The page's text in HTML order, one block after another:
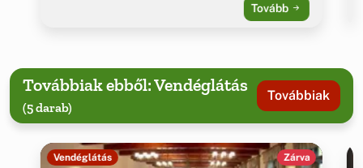
Tovább
Továbbiak ebből: Vendéglátás
(5 darab)
Továbbiak
Vendéglátás Zárva